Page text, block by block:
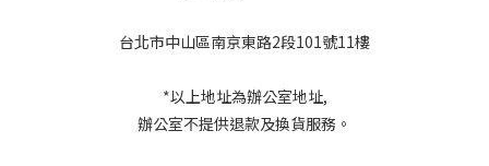
台北市中山區南京東路2段101號11樓
*以上地址為辦公室地址,
辦公室不提供退款及換貨服務。